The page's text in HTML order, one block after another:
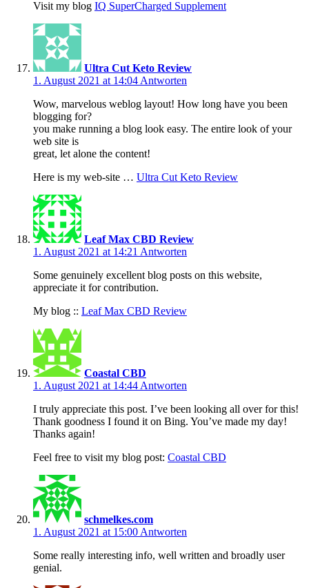
Visit my blog IQ SuperCharged Supplement
Ultra Cut Keto Review
1. August 2021 at 14:04 Antworten
Wow, marvelous weblog layout! How long have you been
blogging for?
you make running a blog look easy. The entire look of your
web site is
great, let alone the content!
Here is my web-site … Ultra Cut Keto Review
Leaf Max CBD Review
1. August 2021 at 14:21 Antworten
Some genuinely excellent blog posts on this website,
appreciate it for contribution.
My blog :: Leaf Max CBD Review
Coastal CBD
1. August 2021 at 14:44 Antworten
I truly appreciate this post. I’ve been looking all over for this!
Thank goodness I found it on Bing. You’ve made my day!
Thanks again!
Feel free to visit my blog post: Coastal CBD
schmelkes.com
1. August 2021 at 15:00 Antworten
Some really interesting info, well written and broadly user
genial.